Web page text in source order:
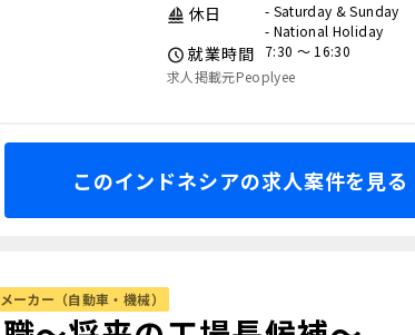
休日
- Saturday & Sunday
- National Holiday
就業時間
7:30 〜 16:30
求人掲載元Peoplyee
このインドネシアの求人案件を見る
メーカー（自動車・機械）